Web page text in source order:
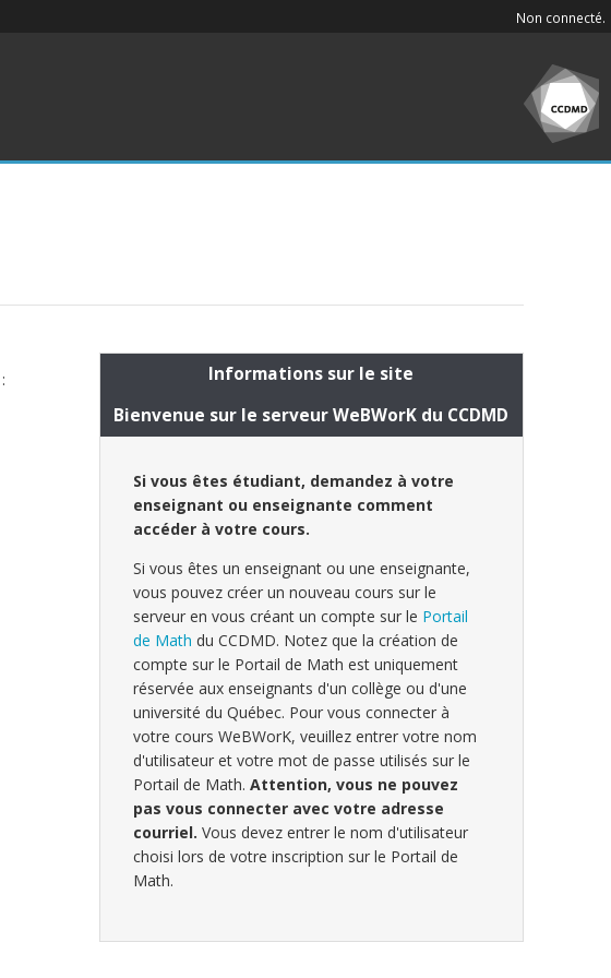
Non connecté.
:
Informations sur le site
Bienvenue sur le serveur WeBWorK du CCDMD
Si vous êtes étudiant, demandez à votre
enseignant ou enseignante comment
accéder à votre cours.
Si vous êtes un enseignant ou une enseignante,
vous pouvez créer un nouveau cours sur le
serveur en vous créant un compte sur le Portail
de Math du CCDMD. Notez que la création de
compte sur le Portail de Math est uniquement
réservée aux enseignants d'un collège ou d'une
université du Québec. Pour vous connecter à
votre cours WeBWorK, veuillez entrer votre nom
d'utilisateur et votre mot de passe utilisés sur le
Portail de Math. Attention, vous ne pouvez
pas vous connecter avec votre adresse
courriel. Vous devez entrer le nom d'utilisateur
choisi lors de votre inscription sur le Portail de
Math.